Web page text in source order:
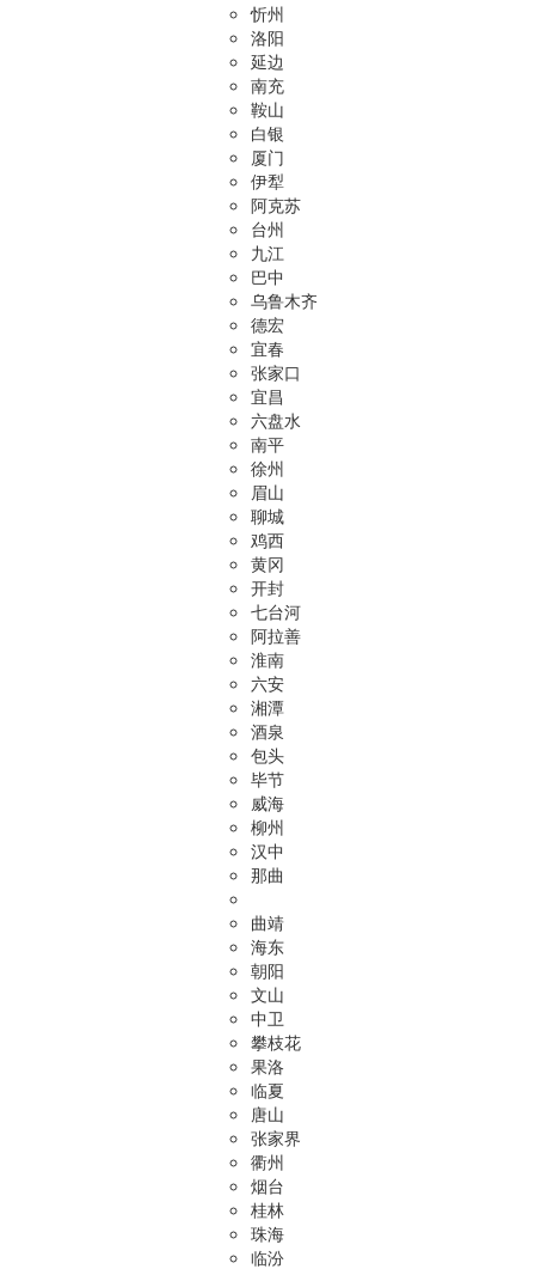
忻州
洛阳
延边
南充
鞍山
白银
厦门
伊犁
阿克苏
台州
九江
巴中
乌鲁木齐
德宏
宜春
张家口
宜昌
六盘水
南平
徐州
眉山
聊城
鸡西
黄冈
开封
七台河
阿拉善
淮南
六安
湘潭
酒泉
包头
毕节
威海
柳州
汉中
那曲
曲靖
海东
朝阳
文山
中卫
攀枝花
果洛
临夏
唐山
张家界
衢州
烟台
桂林
珠海
临汾